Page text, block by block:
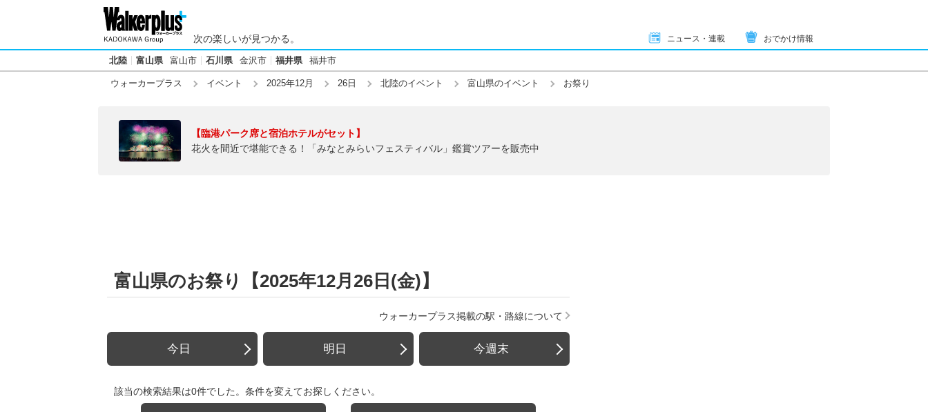
次の楽しいが見つかる。 ニュース・連載 おでかけ情報
北陸 富山県 富山市 石川県 金沢市 福井県 福井市
ウォーカープラス イベント 2025年12月 26日 北陸のイベント 富山県のイベント お祭り
【臨港パーク席と宿泊ホテルがセット】
花火を間近で堪能できる！「みなとみらいフェスティバル」鑑賞ツアーを販売中
富山県のお祭り【2025年12月26日(金)】
ウォーカープラス掲載の駅・路線について
今日 明日 今週末
該当の検索結果は0件でした。条件を変えてお探しください。